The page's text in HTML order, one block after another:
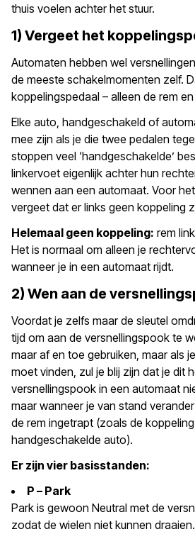
thuis voelen achter het stuur.
1) Vergeet het
Automaten hebben wel
de meeste schakelmomenten zelf.
koppelingspedaal – alleen de rem
Elke auto, handgeschakeld of
mee zijn als je die twee pedalen
stoppen veel ‘handgeschakelde’
linkervoet eigenlijk achter hun
wennen aan een automaat. Voor
vergeet dat er links geen koppeling
Helemaal geen koppeling: rem
Het is normaal om alleen je
wanneer je in een automaat rijdt.
2) Wen aan de
Voordat je zelfs maar de sleutel
tijd om aan de versnellingspook te
maar af en toe gebruiken, maar als
moet vinden, zul je blij zijn dat je dit
versnellingspook in een automaat
maar wanneer je van stand
de rem ingetrapt (zoals de
handgeschakelde auto).
Er zijn vier basisstanden:
P – Park
Park is gewoon Neutral met de
zodat de wielen niet kunnen